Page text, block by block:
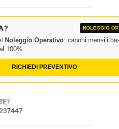
NOLEGGIO
Noleggio Operativo: canoni mensili
100%.
RICHIEDI PREVENTIVO